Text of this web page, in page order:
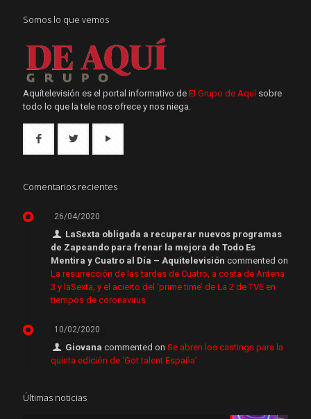
Somos lo que vemos
Aquítelevisión es el portal informativo de El Grupo de Aquí sobre
todo lo que la tele nos ofrece y nos niega.
Comentarios recientes
26/04/2020
LaSexta obligada a recuperar nuevos programas
de Zapeando para frenar la mejora de Todo Es
Mentira y Cuatro al Día – Aquitelevisión commented on
La resurrección de las tardes de Cuatro, a costa de Antena
3 y laSexta, y el acierto del ‘prime time’ de La 2 de TVE en
tiempos de coronavirus
10/02/2020
Giovana commented onSe abren los castings para la
quinta edición de ‘Got talent España’
Últimas noticias